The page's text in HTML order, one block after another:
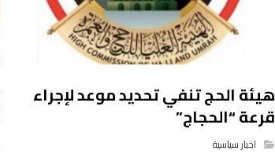
هيئة الحج تنفي تحديد موعد لإجراء
قرعة “الحجاج”
اخبار سياسية